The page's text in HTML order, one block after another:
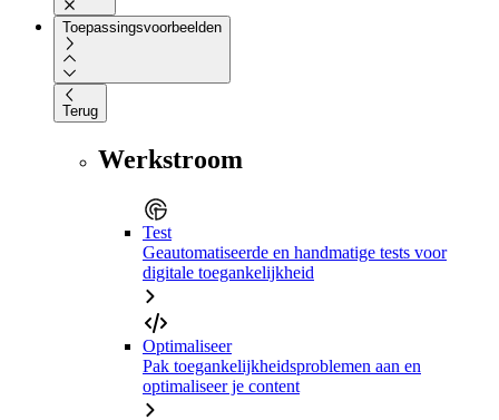
Toepassingsvoorbeelden
Terug
Werkstroom
Test
Geautomatiseerde en handmatige tests voor
digitale toegankelijkheid
Optimaliseer
Pak toegankelijkheidsproblemen aan en
optimaliseer je content